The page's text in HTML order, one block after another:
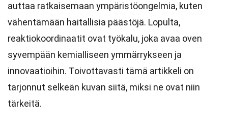
auttaa ratkaisemaan ympäristöongelmia, kuten
vähentämään haitallisia päästöjä. Lopulta,
reaktiokoordinaatit ovat työkalu, joka avaa oven
syvempään kemialliseen ymmärrykseen ja
innovaatioihin. Toivottavasti tämä artikkeli on
tarjonnut selkeän kuvan siitä, miksi ne ovat niin
tärkeitä.